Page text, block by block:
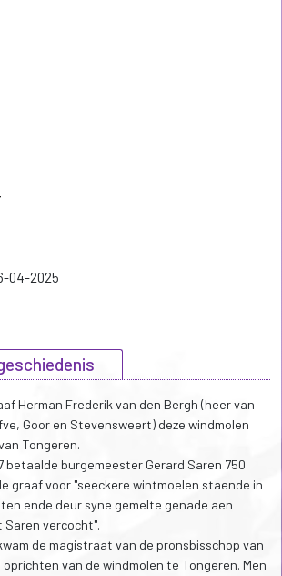
04-2025
Herman Frederik van den Bergh (heer van
Goor en Stevensweert) deze windmolen
Tongeren.
betaalde burgemeester Gerard Saren 750
graaf voor "seeckere wintmoelen staende in
ende deur syne gemelte genade aen
Saren vercocht".
de magistraat van de pronsbisschop van
van de windmolen te Tongeren. Men